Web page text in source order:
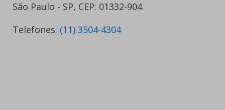
São Paulo - SP, CEP: 01332-904
Telefones: (11) 3504-4304